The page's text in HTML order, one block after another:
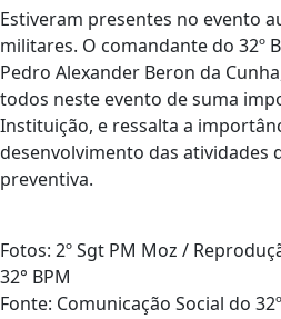
Estiveram presentes no evento
militares. O comandante do 32º
Pedro Alexander Beron da
todos neste evento de suma
Instituição, e ressalta a
desenvolvimento das atividades
preventiva.
Fotos: 2º Sgt PM Moz /
32° BPM
Fonte: Comunicação Social do